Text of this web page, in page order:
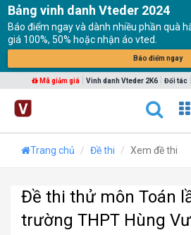
Bảng vinh danh Vteder 2024
Báo điểm ngay và dành nhiều phần quà
giá 100%, 50% hoặc nhận áo vted.
Báo điểm ngay
Mã giảm giá Vinh danh Vteder 2K6 Đối tác
Trang chủ Đề thi Xem đề thi
Đề thi thử môn Toán
trường THPT Hùng